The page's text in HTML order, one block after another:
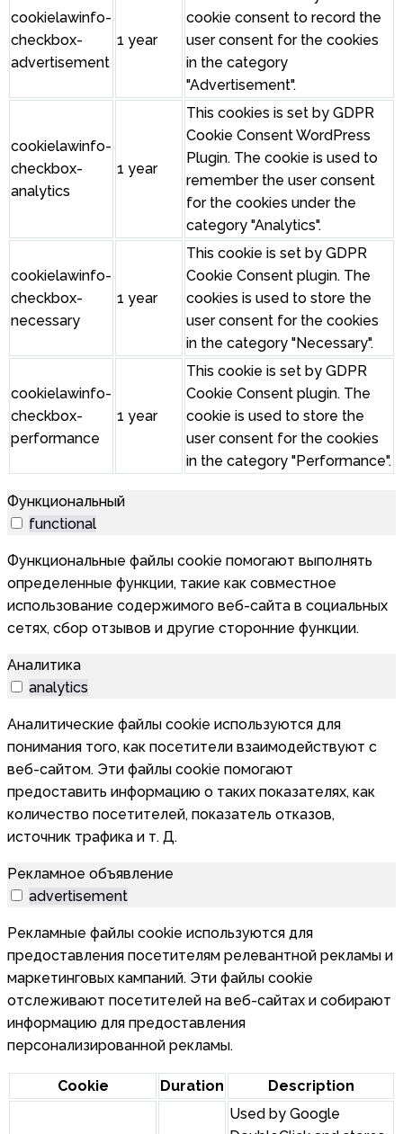
cookielawinfo-
checkbox-
advertisement
1 year
cookie consent to record the
user consent for the cookies
in the category
"Advertisement".
cookielawinfo-
checkbox-
analytics
1 year
This cookies is set by GDPR
Cookie Consent WordPress
Plugin. The cookie is used to
remember the user consent
for the cookies under the
category "Analytics".
cookielawinfo-
checkbox-
necessary
1 year
This cookie is set by GDPR
Cookie Consent plugin. The
cookies is used to store the
user consent for the cookies
in the category "Necessary".
cookielawinfo-
checkbox-
performance
1 year
This cookie is set by GDPR
Cookie Consent plugin. The
cookie is used to store the
user consent for the cookies
in the category "Performance".
Функциональный
functional
Функциональные файлы cookie помогают выполнять
определенные функции, такие как совместное
использование содержимого веб-сайта в социальных
сетях, сбор отзывов и другие сторонние функции.
Аналитика
analytics
Аналитические файлы cookie используются для
понимания того, как посетители взаимодействуют с
веб-сайтом. Эти файлы cookie помогают
предоставить информацию о таких показателях, как
количество посетителей, показатель отказов,
источник трафика и т. Д.
Рекламное объявление
advertisement
Рекламные файлы cookie используются для
предоставления посетителям релевантной рекламы и
маркетинговых кампаний. Эти файлы cookie
отслеживают посетителей на веб-сайтах и собирают
информацию для предоставления
персонализированной рекламы.
Cookie Duration Description
Used by Google